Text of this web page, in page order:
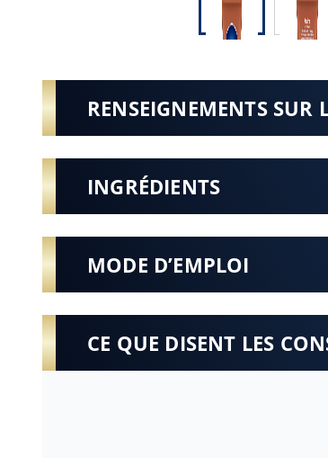
RENSEIGNEMENTS SUR
INGRÉDIENTS
MODE D’EMPLOI
CE QUE DISENT LES